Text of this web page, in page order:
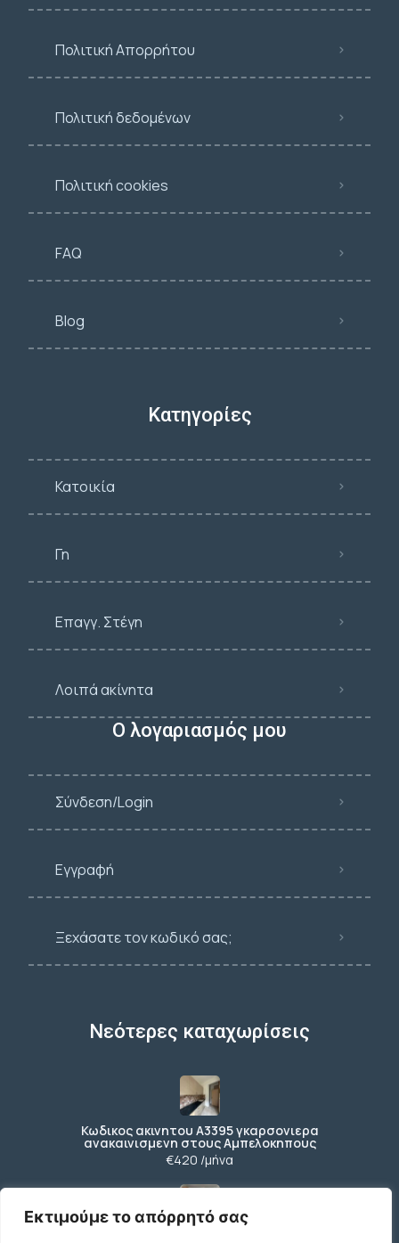
Εκτιμούμε το απόρρητό σας
Πολιτική Απορρήτου
Πολιτική δεδομένων
Πολιτική cookies
FAQ
Blog
Κατηγορίες
Κατοικία
Γη
Επαγγ. Στέγη
Λοιπά ακίνητα
Ο λογαριασμός μου
Σύνδεση/Login
Εγγραφή
Ξεχάσατε τον κωδικό σας;
Νεότερες καταχωρίσεις
Κωδικος ακινητου Α3395 γκαρσονιερα
ανακαινισμενη στους Αμπελοκηπους
€420 /μήνα